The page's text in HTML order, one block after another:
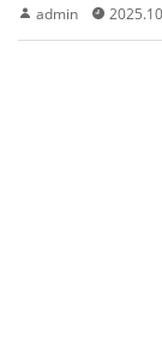
admin